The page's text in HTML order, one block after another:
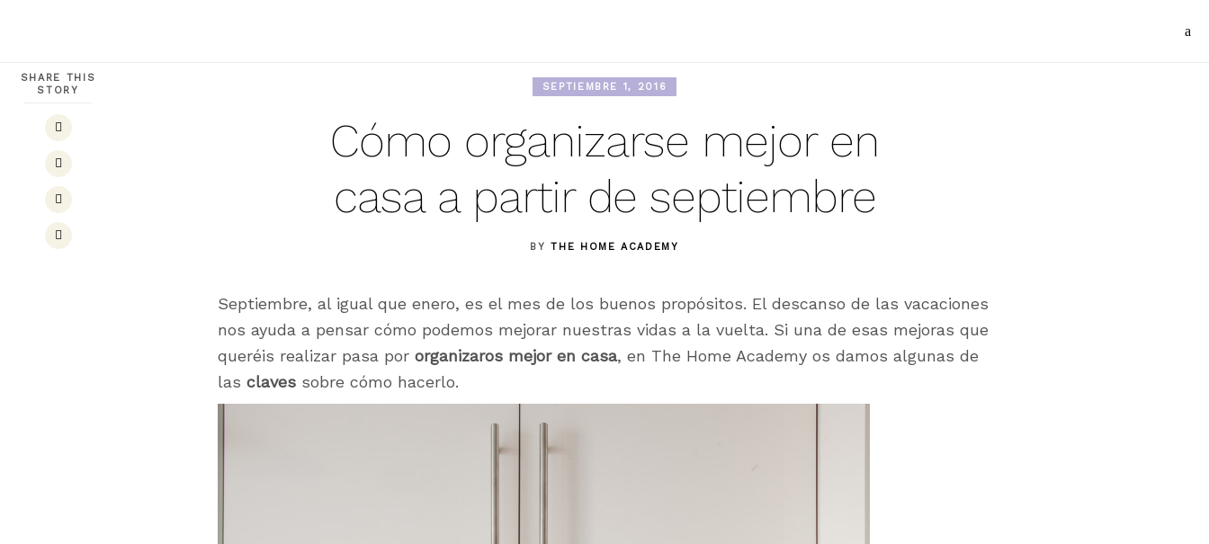
SHARE THIS
STORY
SEPTIEMBRE 1, 2016
Cómo organizarse mejor en
casa a partir de septiembre
BYTHE HOME ACADEMY
Septiembre, al igual que enero, es el mes de los buenos propósitos. El descanso de las vacaciones
nos ayuda a pensar cómo podemos mejorar nuestras vidas a la vuelta. Si una de esas mejoras que
queréis realizar pasa por organizaros mejor en casa, en The Home Academy os damos algunas de
las claves sobre cómo hacerlo.